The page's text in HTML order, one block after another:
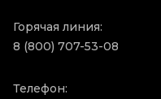
Горячая линия:
8 (800) 707-53-08
Телефон: